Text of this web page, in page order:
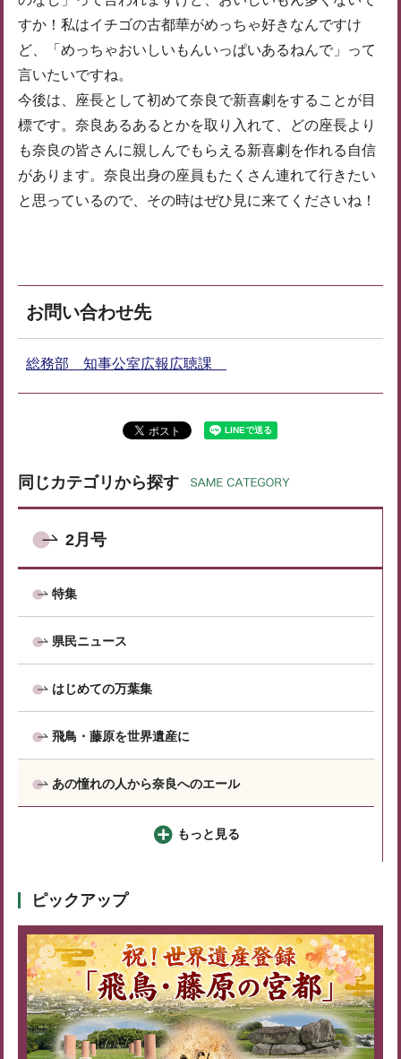
すか！私はイチゴの古都華がめっちゃ好きなんですけ
ど、「めっちゃおいしいもんいっぱいあるねんで」って
言いたいですね。
今後は、座長として初めて奈良で新喜劇をすることが目
標です。奈良あるあるとかを取り入れて、どの座長より
も奈良の皆さんに親しんでもらえる新喜劇を作れる自信
があります。奈良出身の座員もたくさん連れて行きたい
と思っているので、その時はぜひ見に来てくださいね！
お問い合わせ先
総務部 知事公室広報広聴課
同じカテゴリから探す
2月号
特集
県民ニュース
はじめての万葉集
飛鳥・藤原を世界遺産に
あの憧れの人から奈良へのエール
もっと見る
ピックアップ